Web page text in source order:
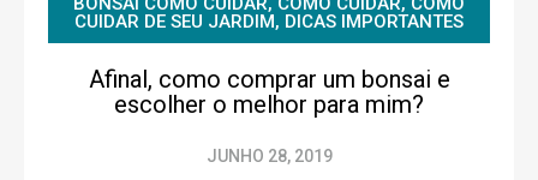
CUIDAR DE SEU JARDIM, DICAS IMPORTANTES
Afinal, como comprar um bonsai e
escolher o melhor para mim?
JUNHO 28, 2019